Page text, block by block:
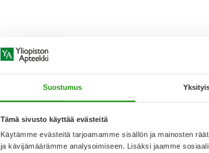
Suostumus
Tämä sivusto käyttää evästeitä
Käytämme evästeitä tarjoamamme sisällön ja mainosten
ja kävijämäärämme analysoimiseen. Lisäksi jaamme